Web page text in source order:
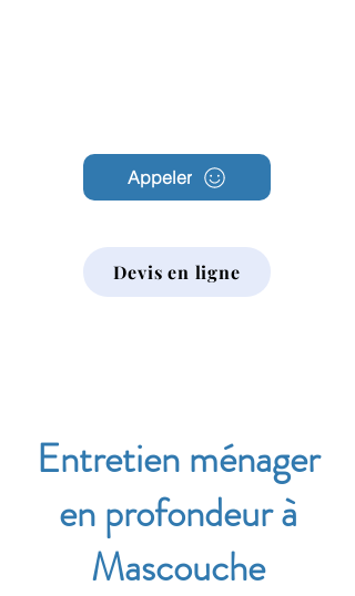
Appeler
Devis en ligne
Entretien ménager
en profondeur à
Mascouche